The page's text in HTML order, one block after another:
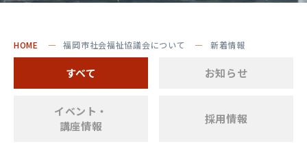
HOME 福岡市社会福祉協議会について 新着情報
すべて お知らせ
イベント・
講座情報
採用情報